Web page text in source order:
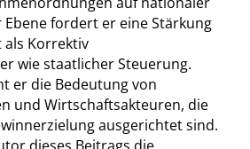
fordert er eine Stärkung
als Korrektiv
wie staatlicher Steuerung.
er die Bedeutung von
und Wirtschaftsakteuren, die
ausgerichtet sind.